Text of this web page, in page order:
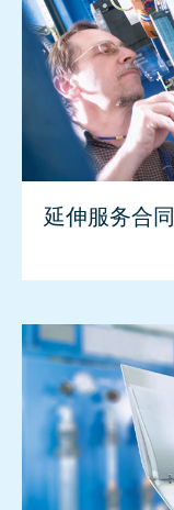
延伸服务合同